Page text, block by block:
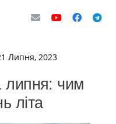
Липня, 2023
липня: чим
літа